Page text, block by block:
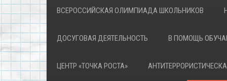
ВСЕРОССИЙСКАЯ ОЛИМПИАДА ШКОЛЬНИКОВ
ДОСУГОВАЯ ДЕЯТЕЛЬНОСТЬ В ПОМОЩЬ
ЦЕНТР «ТОЧКА РОСТА»